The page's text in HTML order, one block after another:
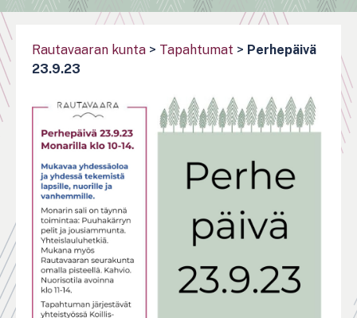
Rautavaaran kunta > Tapahtumat > Perhepäivä
23.9.23